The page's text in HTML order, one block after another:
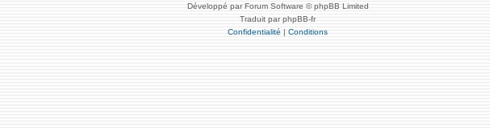
Développé par Forum Software © phpBB Limited
Traduit par phpBB-fr
Confidentialité | Conditions